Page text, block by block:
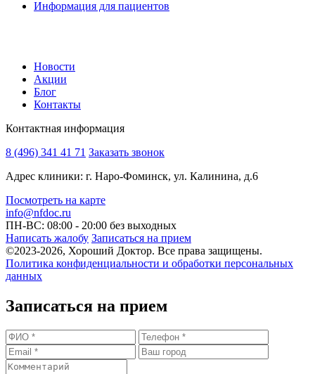
Информация для пациентов
Новости
Акции
Блог
Контакты
Контактная информация
8 (496) 341 41 71 Заказать звонок
Адрес клиники: г. Наро-Фоминск, ул. Калинина, д.6
Посмотреть на карте
info@nfdoc.ru
ПН-ВС: 08:00 - 20:00 без выходных
Написать жалобу Записаться на прием
©2023-2026, Хороший Доктор. Все права защищены.
Политика конфиденциальности и обработки персональных
данных
Записаться на прием